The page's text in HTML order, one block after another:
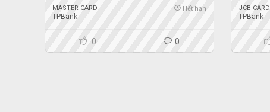
MASTER CARD
TPBank
Hết hạn
0 0
JCB CARD
TPBank